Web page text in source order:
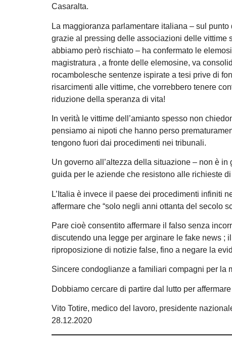
Casaralta.
La maggioranza parlamentare italiana – sul
grazie al pressing delle associazioni delle vittime
abbiamo però rischiato – ha confermato le
magistratura , a fronte delle elemosine, va
rocambolesche sentenze ispirate a tesi prive di
risarcimenti alle vittime, che vorrebbero tenere
riduzione della speranza di vita!
In verità le vittime dell’amianto spesso non
pensiamo ai nipoti che hanno perso
tengono fuori dai procedimenti nei tribunali.
Un governo all’altezza della situazione – non è
guida per le aziende che resistono alle richieste
L’Italia è invece il paese dei procedimenti infiniti
affermare che “solo negli anni ottanta del secolo
Pare cioè consentito affermare il falso senza
discutendo una legge per arginare le fake news ;
riproposizione di notizie false, fino a negare la
Sincere condoglianze a familiari compagni per la
Dobbiamo cercare di partire dal lutto per
Vito Totire, medico del lavoro, presidente
28.12.2020